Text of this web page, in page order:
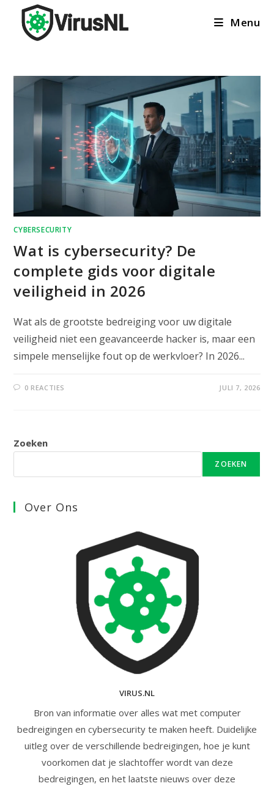
inhoud
Menu
CYBERSECURITY
Wat is cybersecurity? De
complete gids voor digitale
veiligheid in 2026
Wat als de grootste bedreiging voor uw digitale
veiligheid niet een geavanceerde hacker is, maar een
simpele menselijke fout op de werkvloer? In 2026...
0 REACTIES JULI 7, 2026
Zoeken
ZOEKEN
Over Ons
VIRUS.NL
Bron van informatie over alles wat met computer
bedreigingen en cybersecurity te maken heeft. Duidelijke
uitleg over de verschillende bedreigingen, hoe je kunt
voorkomen dat je slachtoffer wordt van deze
bedreigingen, en het laatste nieuws over deze